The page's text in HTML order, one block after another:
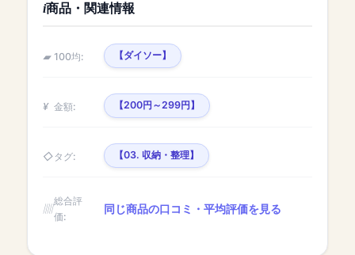
商品・関連情報
100均: 【ダイソー】
金額: 【200円～299円】
タグ: 【03. 収納・整理】
総合評
価:
同じ商品の口コミ・平均評価を見る